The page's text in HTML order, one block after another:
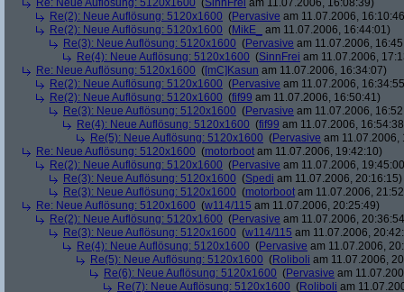
Re: Neue Auflösung: 5120x1600 (SinnFrei am 11.07.2006, 16:08:39)
Re(2): Neue Auflösung: 5120x1600 (Pervasive am 11.07.2006,
Re(2): Neue Auflösung: 5120x1600 (MikE_
am 11.07.2006, 16:44:01)
Re(3): Neue Auflösung: 5120x1600 (Pervasive am 11.07.2006,
Re(4): Neue Auflösung: 5120x1600 (SinnFrei am 11.07.2006,
Re: Neue Auflösung: 5120x1600 ([mC]Kasun am 11.07.2006, 16:34:07)
Re(2): Neue Auflösung: 5120x1600 (Pervasive am 11.07.2006,
Re(2): Neue Auflösung: 5120x1600 (fif99 am 11.07.2006, 16:50:41)
Re(3): Neue Auflösung: 5120x1600 (Pervasive am 11.07.2006,
Re(4): Neue Auflösung: 5120x1600 (fif99 am 11.07.2006,
Re(5): Neue Auflösung: 5120x1600 (Pervasive am 11.07.2006,
Re: Neue Auflösung: 5120x1600 (motorboot am 11.07.2006, 19:42:10)
Re(2): Neue Auflösung: 5120x1600 (Pervasive am 11.07.2006,
Re(3): Neue Auflösung: 5120x1600 (Spedi am 11.07.2006, 20:16:15)
Re(3): Neue Auflösung: 5120x1600 (motorboot am 11.07.2006,
Re: Neue Auflösung: 5120x1600 (w114/115 am 11.07.2006, 20:25:49)
Re(2): Neue Auflösung: 5120x1600 (Pervasive am 11.07.2006,
Re(3): Neue Auflösung: 5120x1600 (w114/115 am 11.07.2006,
Re(4): Neue Auflösung: 5120x1600 (Pervasive am 11.07.2006,
Re(5): Neue Auflösung: 5120x1600 (Roliboli am 11.07.2006,
Re(6): Neue Auflösung: 5120x1600 (Pervasive am
Re(7): Neue Auflösung: 5120x1600 (Roliboli am